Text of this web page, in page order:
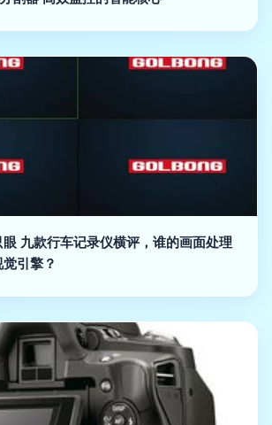
九款行车记录仪横评，谁的画面处理
引擎？